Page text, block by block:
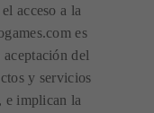
acceso a la
es
del
y servicios
e implican la